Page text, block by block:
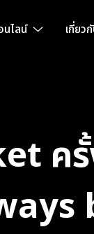
ไลน์ เกี่ยว
ค